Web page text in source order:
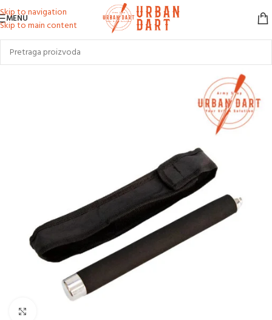
Skip to navigation
Skip to main content
MENU